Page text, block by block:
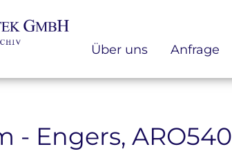
Über uns Anfrage
- Engers, ARO540